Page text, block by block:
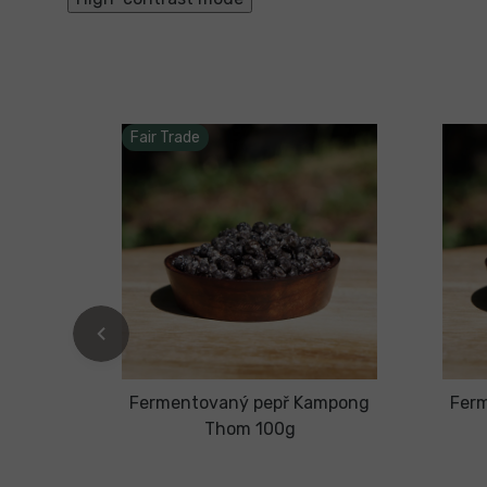
Fair Trade
Fermentovaný pepř Kampong
Thom 100g